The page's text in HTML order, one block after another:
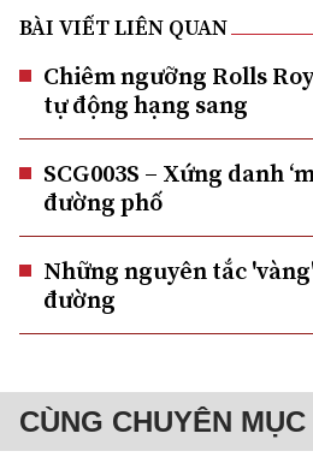
BÀI VIẾT LIÊN QUAN
Chiêm ngưỡng Rolls
tự động hạng sang
SCG003S – Xứng danh
đường phố
Những nguyên tắc
đường
CÙNG CHUYÊN MỤC